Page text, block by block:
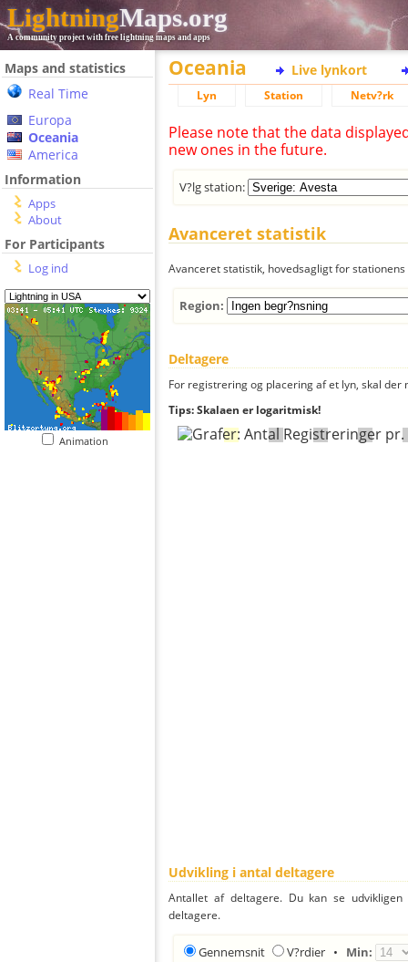
LightningMaps.org
A community project with free lightning maps and apps
Maps and statistics
Real Time
Europa
Oceania
America
Information
Apps
About
For Participants
Log ind
Animation
Oceania Live lynkort
Lyn Station Netv?rk
Please note that the data
new ones in the future.
V?lg station:
Avanceret statistik
Avanceret statistik, hovedsagligt for
Region:
Deltagere
For registrering og placering af et lyn, skal
Tips: Skalaen er logaritmisk!
Udvikling i antal deltagere
Antallet af deltagere. Du kan se
deltagere.
Gennemsnit V?rdier • Min: